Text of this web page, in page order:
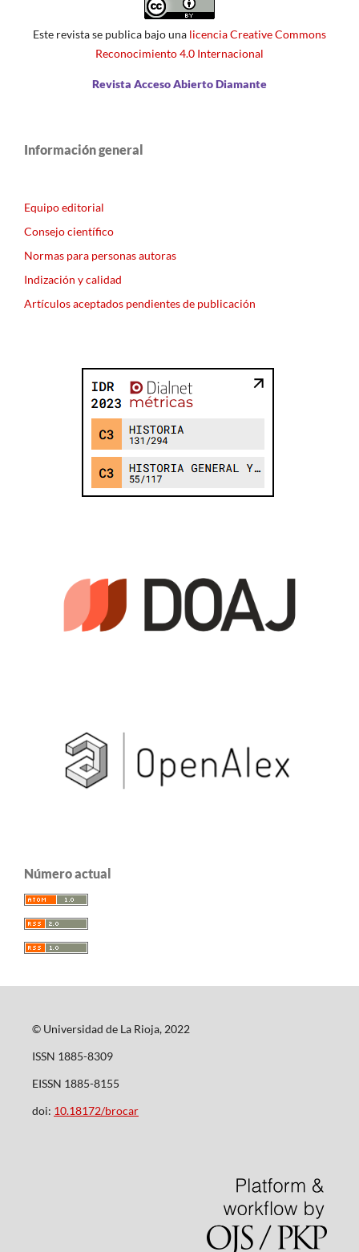
Este revista se publica bajo una licencia Creative Commons
Reconocimiento 4.0 Internacional
Revista Acceso Abierto Diamante
Información general
Equipo editorial
Consejo científico
Normas para personas autoras
Indización y calidad
Artículos aceptados pendientes de publicación
Número actual
© Universidad de La Rioja, 2022
ISSN 1885-8309
EISSN 1885-8155
doi: 10.18172/brocar